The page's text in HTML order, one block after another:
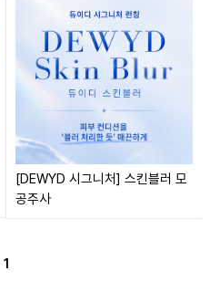
[DEWYD 시그니처] 스킨블러 모
공주사
1